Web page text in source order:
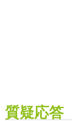
質疑応答